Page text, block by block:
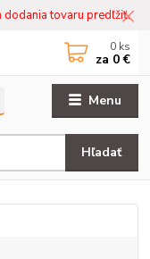
dodania tovaru predľžiť.
Menu
Hľadať
0 ks
za 0 €